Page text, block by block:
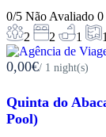
0/5 Não Avaliado 0
2
2 1
0,00€/ 1 night(s)
Quinta do
Pool)